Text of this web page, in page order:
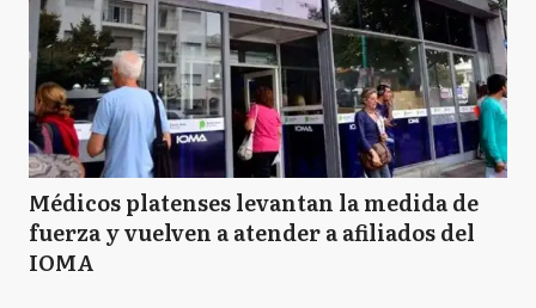
Médicos platenses levantan la medida de
fuerza y vuelven a atender a afiliados del
IOMA